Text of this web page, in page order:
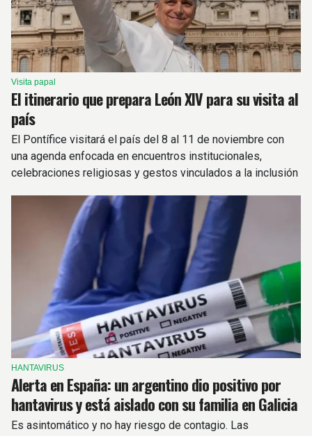
Visita papal
El itinerario que prepara León XIV para su visita al
país
El Pontífice visitará el país del 8 al 11 de noviembre con
una agenda enfocada en encuentros institucionales,
celebraciones religiosas y gestos vinculados a la inclusión
HANTAVIRUS
Alerta en España: un argentino dio positivo por
hantavirus y está aislado con su familia en Galicia
Es asintomático y no hay riesgo de contagio. Las